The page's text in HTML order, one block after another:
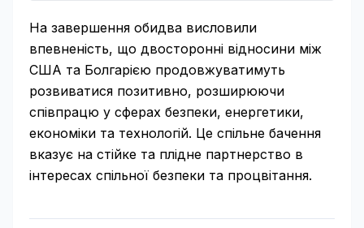
На завершення обидва висловили
впевненість, що двосторонні відносини між
США та Болгарією продовжуватимуть
розвиватися позитивно, розширюючи
співпрацю у сферах безпеки, енергетики,
економіки та технологій. Це спільне бачення
вказує на стійке та плідне партнерство в
інтересах спільної безпеки та процвітання.